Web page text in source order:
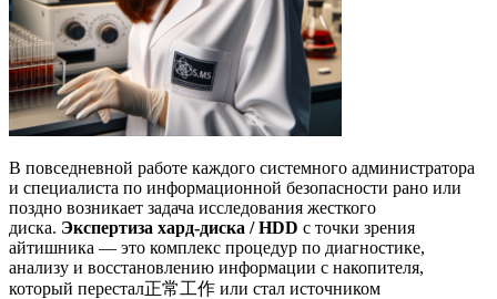
В повседневной работе каждого системного администратора
и специалиста по информационной безопасности рано или
поздно возникает задача исследования жесткого
диска. Экспертиза хард-диска / HDD с точки зрения
айтишника — это комплекс процедур по диагностике,
анализу и восстановлению информации с накопителя,
который перестал正常工作 или стал источником